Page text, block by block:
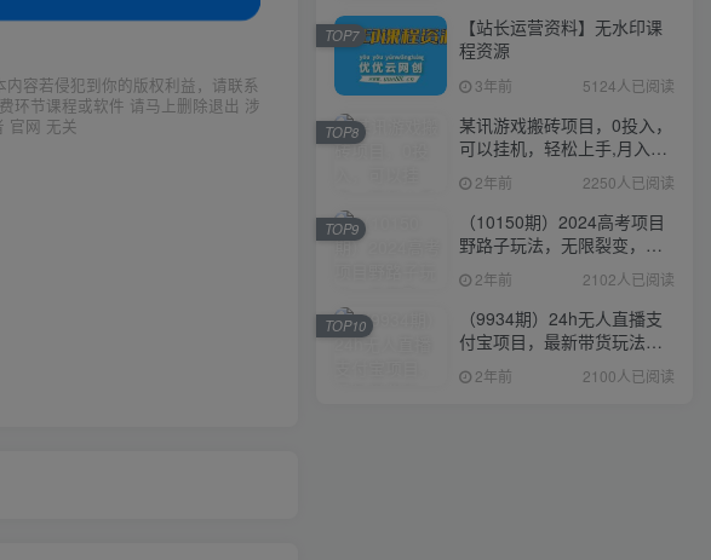
容若侵犯到你的版权利益，请联系
环节课程或软件 请马上删除退出 涉
官网 无关
【站长运营资料】无水印课
程资源
3年前 5124人已阅读
TOP7
某讯游戏搬砖项目，0投入，
可以挂机，轻松上手,月入
3000+上不封顶
2年前 2250人已阅读
TOP8
（10150期）2024高考项目
野路子玩法，无限裂变，最
高一天1W＋！
2年前 2102人已阅读
TOP9
（9934期）24h无人直播支
付宝项目，最新带货玩法，
纯躺赚实测日入500+
2年前 2100人已阅读
TOP10